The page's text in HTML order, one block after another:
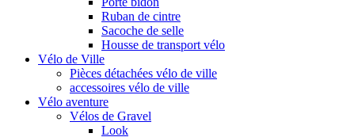
Ruban de cintre
Sacoche de selle
Housse de transport vélo
Vélo de Ville
Pièces détachées vélo de ville
accessoires vélo de ville
Vélo aventure
Vélos de Gravel
Look